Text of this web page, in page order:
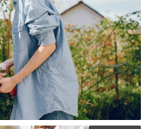
- 599 KČ
SVĚT ŽENY +
MANA (10 ks)